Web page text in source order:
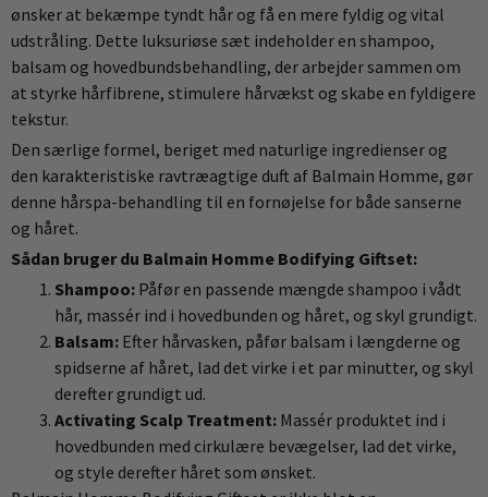
ønsker at bekæmpe tyndt hår og få en mere fyldig og vital
udstråling. Dette luksuriøse sæt indeholder en shampoo,
balsam og hovedbundsbehandling, der arbejder sammen om
at styrke hårfibrene, stimulere hårvækst og skabe en fyldigere
tekstur.
Den særlige formel, beriget med naturlige ingredienser og
den karakteristiske ravtræagtige duft af Balmain Homme, gør
denne hårspa-behandling til en fornøjelse for både sanserne
og håret.
Sådan bruger du Balmain Homme Bodifying Giftset:
Shampoo: Påfør en passende mængde shampoo i vådt
hår, massér ind i hovedbunden og håret, og skyl grundigt.
Balsam: Efter hårvasken, påfør balsam i længderne og
spidserne af håret, lad det virke i et par minutter, og skyl
derefter grundigt ud.
Activating Scalp Treatment: Massér produktet ind i
hovedbunden med cirkulære bevægelser, lad det virke,
og style derefter håret som ønsket.